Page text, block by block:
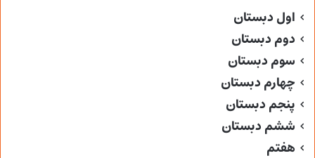
اول دبستان
دوم دبستان
سوم دبستان
چهارم دبستان
پنجم دبستان
ششم دبستان
هفتم